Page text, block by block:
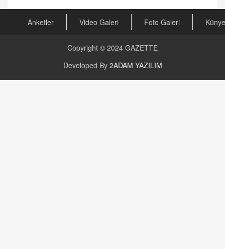
CAN UĞURATEŞ
Değişen yapısıyla Suriye
16.12.2024 14:16
GÜNLÜK BURÇ YORUMU
Günlük Burç Yorumu | 22 Kasım 2024: Koç,
Anketler Video Galeri Foto Galeri Künye
Copyright © 2024 GAZETTE
Developed By 2ADAM YAZILIM